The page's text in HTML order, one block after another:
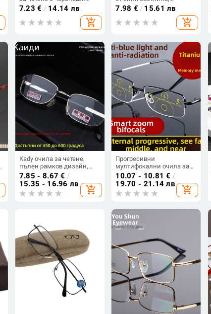
модел, удобни, защита от
синя светлина, защита
срещу умора на очите, HD
защита за очи, рамка с
жени
7.23 € / 14.14 лв
add_shopping_cart
метална рамка, пълен
кадър, за възрастни, 100–
400D
7.98 € / 15.61 лв
add_shopping_cart
Kady очила за четене,
пълен рамков дизайн,
асферични лещи от
смола, квадратен стил,
пролет 2025
7.85 - 8.67 € /
15.35 - 16.96 лв
add_shopping_cart
Прогресивни
мултифокални очила за
четене с интелигентно
увеличение и анти-синя
светлина, двойно
използване за далечното
титанова сплав, без
рамка
10.07 - 10.81 € /
19.70 - 21.14 лв
add_shopping_cart